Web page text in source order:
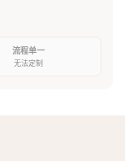
流程单一
无法定制